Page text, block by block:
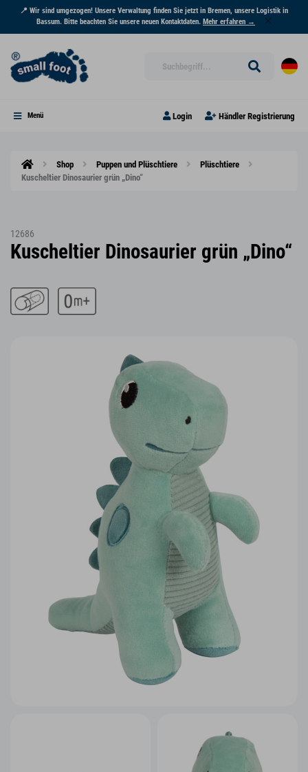
📍 Wir sind umgezogen! Unsere Verwaltung finden Sie jetzt in Bremen, unsere Logistik in
Bassum. Bitte beachten Sie unsere neuen Kontaktdaten. Mehr erfahren →
Menü Login Händler Registrierung
Shop Puppen und Plüschtiere
Plüschtiere
Kuscheltier Dinosaurier grün „Dino“
12686
Kuscheltier Dinosaurier grün „Dino“